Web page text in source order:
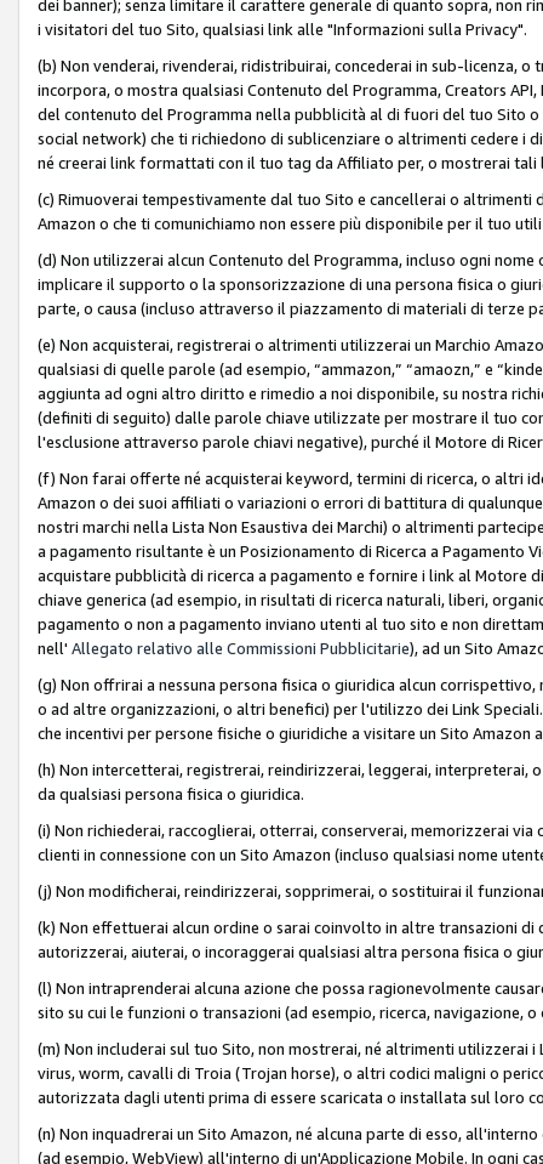
dei banner); senza limitare il carattere generale di quanto sopra, non
i visitatori del tuo Sito, qualsiasi link alle "Informazioni sulla Privacy".
(b) Non venderai, rivenderai, ridistribuirai, concederai in sub-licenza,
incorpora, o mostra qualsiasi Contenuto del Programma, Creators
del contenuto del Programma nella pubblicità al di fuori del tuo Sito
social network) che ti richiedono di sublicenziare o altrimenti cedere i
né creerai link formattati con il tuo tag da Affiliato per, o mostrerai tali
(c) Rimuoverai tempestivamente dal tuo Sito e cancellerai o
Amazon o che ti comunichiamo non essere più disponibile per il tuo
(d) Non utilizzerai alcun Contenuto del Programma, incluso ogni
implicare il supporto o la sponsorizzazione di una persona fisica o
parte, o causa (incluso attraverso il piazzamento di materiali di terze
(e) Non acquisterai, registrerai o altrimenti utilizzerai un Marchio
qualsiasi di quelle parole (ad esempio, “ammazon,” “amaozn,” e
aggiunta ad ogni altro diritto e rimedio a noi disponibile, su nostra
(definiti di seguito) dalle parole chiave utilizzate per mostrare il tuo
l'esclusione attraverso parole chiavi negative), purché il Motore di
(f) Non farai offerte né acquisterai keyword, termini di ricerca, o altri
Amazon o dei suoi affiliati o variazioni o errori di battitura di
nostri marchi nella Lista Non Esaustiva dei Marchi) o altrimenti
a pagamento risultante è un Posizionamento di Ricerca a Pagamento
acquistare pubblicità di ricerca a pagamento e fornire i link al Motore
chiave generica (ad esempio, in risultati di ricerca naturali, liberi,
pagamento o non a pagamento inviano utenti al tuo sito e non
nell' Allegato relativo alle Commissioni Pubblicitarie), ad un Sito
(g) Non offrirai a nessuna persona fisica o giuridica alcun
o ad altre organizzazioni, o altri benefici) per l'utilizzo dei Link
che incentivi per persone fisiche o giuridiche a visitare un Sito
(h) Non intercetterai, registrerai, reindirizzerai, leggerai,
da qualsiasi persona fisica o giuridica.
(i) Non richiederai, raccoglierai, otterrai, conserverai, memorizzerai
clienti in connessione con un Sito Amazon (incluso qualsiasi nome
(j) Non modificherai, reindirizzerai, sopprimerai, o sostituirai il
(k) Non effettuerai alcun ordine o sarai coinvolto in altre transazioni
autorizzerai, aiuterai, o incoraggerai qualsiasi altra persona fisica o
(l) Non intraprenderai alcuna azione che possa ragionevolmente
sito su cui le funzioni o transazioni (ad esempio, ricerca, navigazione,
(m) Non includerai sul tuo Sito, non mostrerai, né altrimenti utilizzerai
virus, worm, cavalli di Troia (Trojan horse), o altri codici maligni o
autorizzata dagli utenti prima di essere scaricata o installata sul loro
(n) Non inquadrerai un Sito Amazon, né alcuna parte di esso,
(ad esempio, WebView) all'interno di un'Applicazione Mobile. In ogni